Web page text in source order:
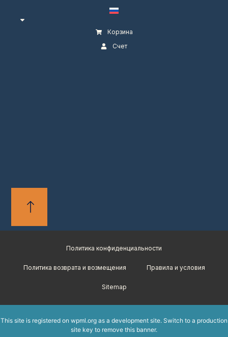
Корзина
Счет
Политика конфиденциальности
Политика возврата и возмещения Правила и условия
Sitemap
This site is registered on wpml.org as a development site. Switch to a production
site key to remove this banner.